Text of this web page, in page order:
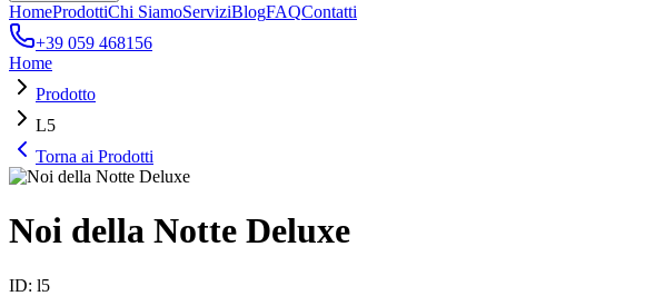
HomeProdottiChi SiamoServiziBlogFAQContatti
+39 059 468156
Home
Prodotto
L5
Torna ai Prodotti
Noi della Notte Deluxe
ID: l5